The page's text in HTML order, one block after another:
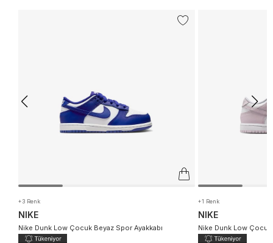
+3 Renk
NIKE
Nike Dunk Low Çocuk Beyaz Spor Ayakkabı
+1 Renk
NIKE
Nike Dunk Low Çocuk